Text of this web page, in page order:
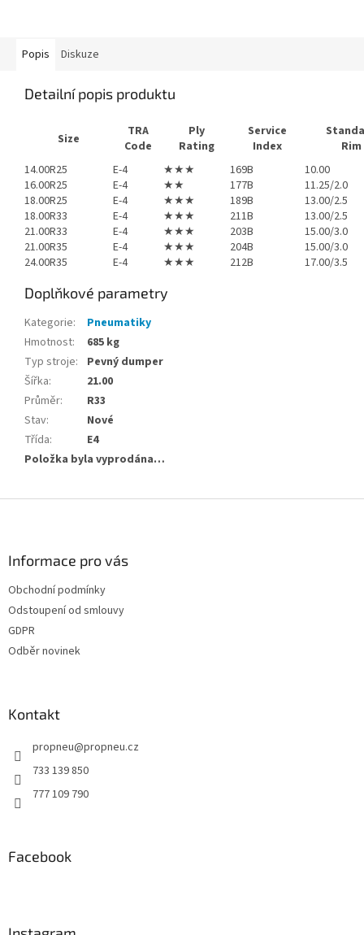
Popis Diskuze
Detailní popis produktu
Size
TRA
Code
Ply
Rating
Service
Index
Rim
14.00R25
E-4 ★★★ 169B
10.00
16.00R25
E-4 ★★ 177B
11.25/2.0
18.00R25
E-4 ★★★ 189B
13.00/2.5
18.00R33
E-4 ★★★ 211B
13.00/2.5
21.00R33
E-4 ★★★ 203B
15.00/3.0
21.00R35
E-4 ★★★ 204B
15.00/3.0
24.00R35
E-4 ★★★ 212B 17.00/3.5
Doplňkové parametry
Kategorie:
Pneumatiky
Hmotnost:
685 kg
Typ stroje:
Pevný dumper
Šířka:
21.00
Průměr:
R33
Stav:
Nové
Třída:
E4
Položka byla vyprodána…
Informace pro vás
Obchodní podmínky
Odstoupení od smlouvy
GDPR
Odběr novinek
Kontakt
propneu@propneu.cz
733 139 850
777 109 790
Facebook